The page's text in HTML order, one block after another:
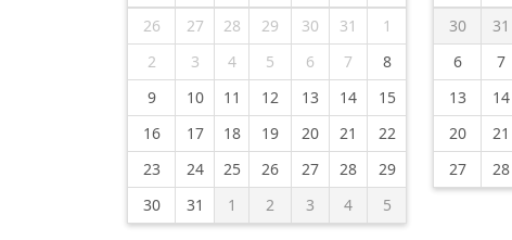
26
27 28 29 30 31
1
2
3 4 5 6 7
8
9
10 11 12 13 14
15
16
17 18 19 20 21
22
23
24 25 26 27 28
29
30
31 1 2 3 4 5
30
31
6
7
13
14
20
21
27
28